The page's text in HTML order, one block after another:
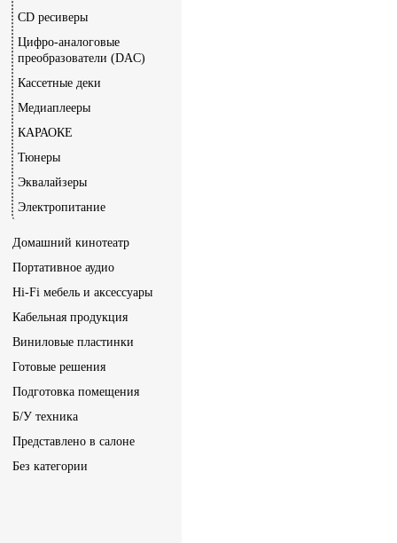
CD ресиверы
Цифро-аналоговые
преобразователи (DAC)
Кассетные деки
Медиаплееры
КАРАОКЕ
Тюнеры
Эквалайзеры
Электропитание
Домашний кинотеатр
Портативное аудио
Hi-Fi мебель и аксессуары
Кабельная продукция
Виниловые пластинки
Готовые решения
Подготовка помещения
Б/У техника
Представлено в салоне
Без категории